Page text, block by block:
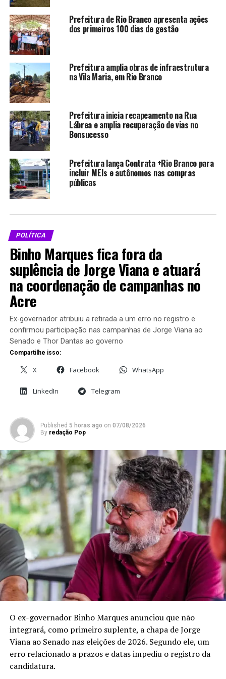
Compartilhe isso:
WhatsApp LinkedIn
Relacionado
salários aprovado pela
Em "Política"
Saúde apresentado pela
Plano de cargos, carreiras e
salários dos Servidores é
aprovado por vereadores
em Cruzeiro do Sul
Em "Política"
SERVIDORES MUNICIPAIS
UP NEXT
Aleac avança com comissão externa para acompanhar
apuração sobre ponte de Sena Madureira
DON'T MISS
Câmara destrava pauta após governo retirar urgência
de projeto que acaba com escala 6×1
Prefeitura de Rio Branco apresenta ações
dos primeiros 100 dias de gestão
Prefeitura amplia obras de infraestrutura
na Vila Maria, em Rio Branco
Prefeitura inicia recapeamento na Rua
Lábrea e amplia recuperação de vias no
Bonsucesso
Prefeitura lança Contrata +Rio Branco para
incluir MEIs e autônomos nas compras
públicas
POLÍTICA
Binho Marques fica fora da
suplência de Jorge Viana e atuará
na coordenação de campanhas no
Acre
Ex-governador atribuiu a retirada a um erro no registro e
confirmou participação nas campanhas de Jorge Viana ao
Senado e Thor Dantas ao governo
Compartilhe isso:
X Facebook WhatsApp
LinkedIn Telegram
Published 5 horas ago on 07/08/2026
By redação Pop
O ex-governador Binho Marques anunciou que não
integrará, como primeiro suplente, a chapa de Jorge
Viana ao Senado nas eleições de 2026. Segundo ele, um
erro relacionado a prazos e datas impediu o registro da
candidatura.